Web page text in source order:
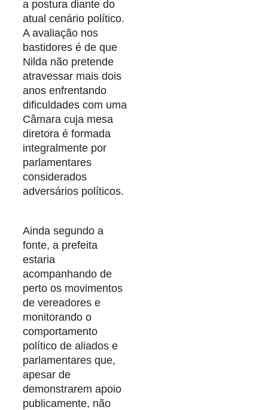
a postura diante do
atual cenário político.
A avaliação nos
bastidores é de que
Nilda não pretende
atravessar mais dois
anos enfrentando
dificuldades com uma
Câmara cuja mesa
diretora é formada
integralmente por
parlamentares
considerados
adversários políticos.
Ainda segundo a
fonte, a prefeita
estaria
acompanhando de
perto os movimentos
de vereadores e
monitorando o
comportamento
político de aliados e
parlamentares que,
apesar de
demonstrarem apoio
publicamente, não